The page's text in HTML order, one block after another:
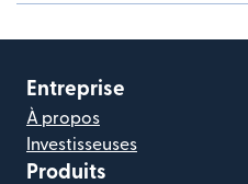
Entreprise
À propos
Investisseuses
Produits